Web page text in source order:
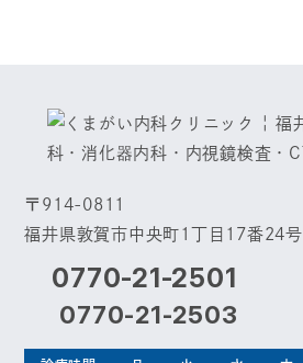
〒914-0811
福井県敦賀市中央町1丁目17番24号
0770-21-2501
0770-21-2503